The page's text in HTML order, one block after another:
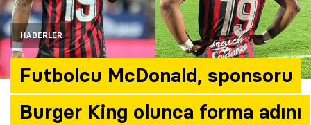
HABERLER
Futbolcu McDonald, sponsoru
Burger King olunca forma adını